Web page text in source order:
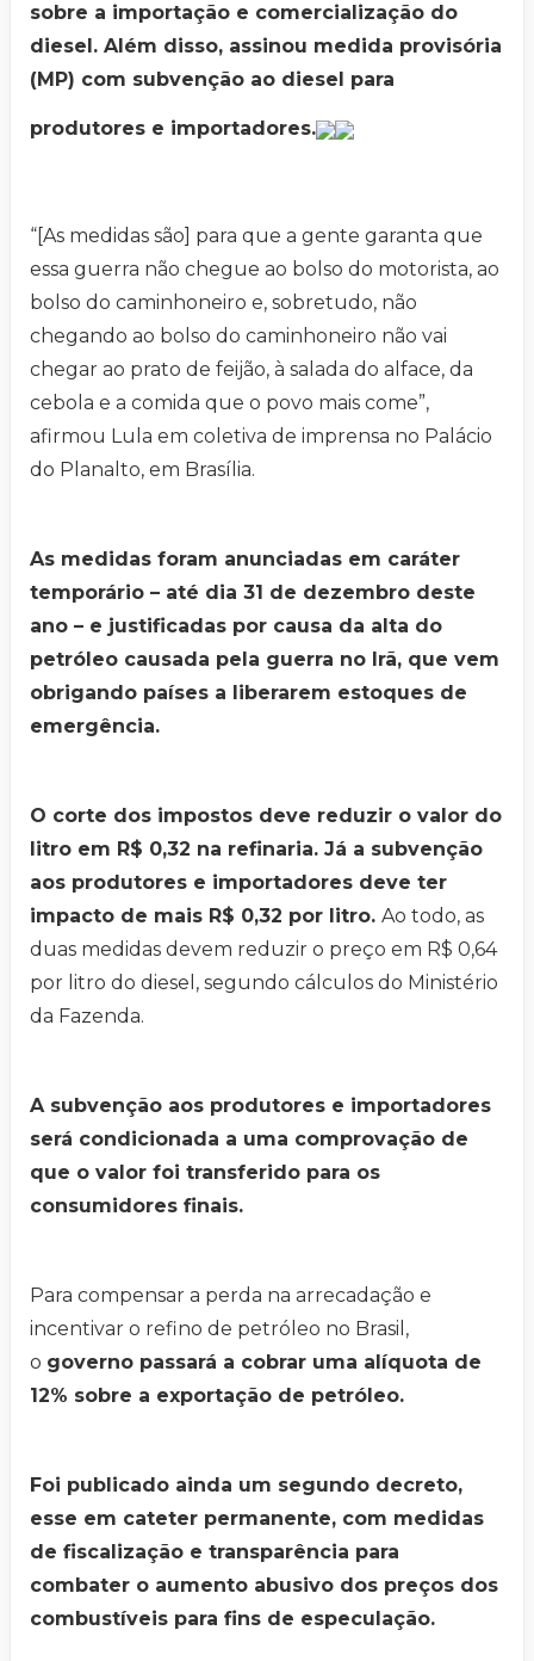
sobre a importação e comercialização do
diesel. Além disso, assinou medida provisória
(MP) com subvenção ao diesel para
produtores e importadores.
“[As medidas são] para que a gente garanta que
essa guerra não chegue ao bolso do motorista, ao
bolso do caminhoneiro e, sobretudo, não
chegando ao bolso do caminhoneiro não vai
chegar ao prato de feijão, à salada do alface, da
cebola e a comida que o povo mais come”,
afirmou Lula em coletiva de imprensa no Palácio
do Planalto, em Brasília.
As medidas foram anunciadas em caráter
temporário – até dia 31 de dezembro deste
ano – e justificadas por causa da alta do
petróleo causada pela guerra no Irã, que vem
obrigando países a liberarem estoques de
emergência.
O corte dos impostos deve reduzir o valor do
litro em R$ 0,32 na refinaria. Já a subvenção
aos produtores e importadores deve ter
impacto de mais R$ 0,32 por litro. Ao todo, as
duas medidas devem reduzir o preço em R$ 0,64
por litro do diesel, segundo cálculos do Ministério
da Fazenda.
A subvenção aos produtores e importadores
será condicionada a uma comprovação de
que o valor foi transferido para os
consumidores finais.
Para compensar a perda na arrecadação e
incentivar o refino de petróleo no Brasil,
o governo passará a cobrar uma alíquota de
12% sobre a exportação de petróleo.
Foi publicado ainda um segundo decreto,
esse em cateter permanente, com medidas
de fiscalização e transparência para
combater o aumento abusivo dos preços dos
combustíveis para fins de especulação.